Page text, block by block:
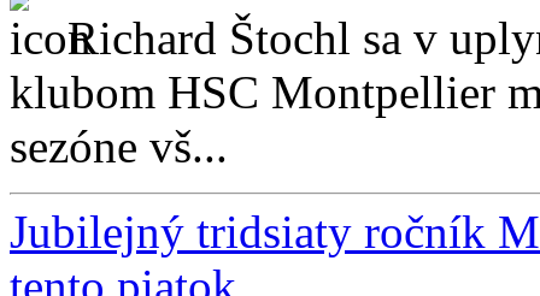
Richard Štochl sa v
klubom HSC Montpellier
sezóne vš...
Jubilejný tridsiaty ročník